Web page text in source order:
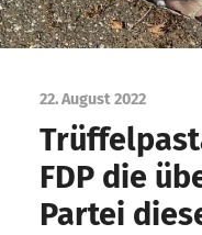
22. August 2022
FDP die
Partei